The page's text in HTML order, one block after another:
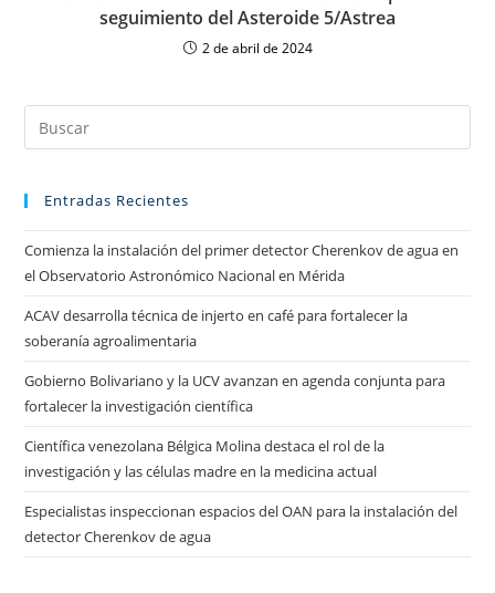
seguimiento del Asteroide 5/Astrea
2 de abril de 2024
Entradas Recientes
Comienza la instalación del primer detector Cherenkov de agua en
el Observatorio Astronómico Nacional en Mérida
ACAV desarrolla técnica de injerto en café para fortalecer la
soberanía agroalimentaria
Gobierno Bolivariano y la UCV avanzan en agenda conjunta para
fortalecer la investigación científica
Científica venezolana Bélgica Molina destaca el rol de la
investigación y las células madre en la medicina actual
Especialistas inspeccionan espacios del OAN para la instalación del
detector Cherenkov de agua